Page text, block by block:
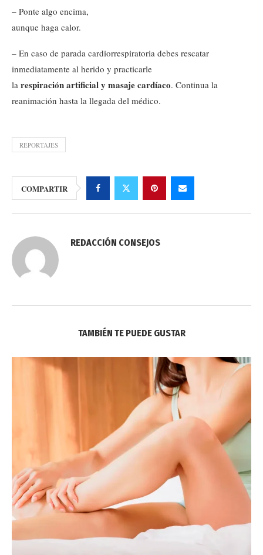
– Ponte algo encima,
aunque haga calor.
– En caso de parada cardiorrespiratoria debes rescatar
inmediatamente al herido y practicarle
la respiración artificial y masaje cardíaco. Continua la
reanimación hasta la llegada del médico.
REPORTAJES
COMPARTIR
REDACCIÓN CONSEJOS
TAMBIÉN TE PUEDE GUSTAR